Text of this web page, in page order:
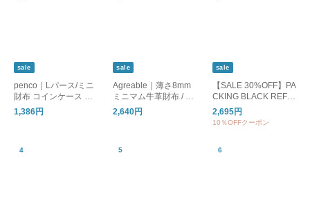
sale
penco｜Lパース/ミニ
財布 コインケース カ
ードケース
1,386円
sale
Agreable｜薄さ8mm
ミニマム牛革財布 / フ
ラットで嵩張りにくい
本革 ミニ財布
2,640円
sale
【SALE 30%OFF】PA
CKING BLACK REFL
ECTIVE WALLET ブラ
ックリフレクティブウ
2,695円
10％OFFクーポン